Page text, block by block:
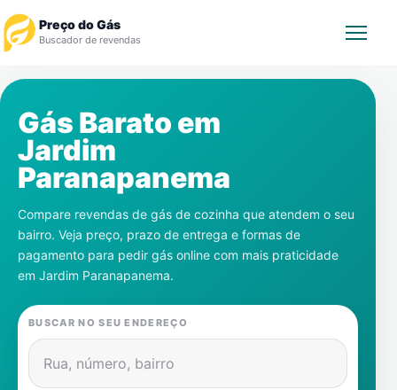
Preço do Gás
Buscador de revendas
Revendedor
Notícias
Cadastre-se
Gás
Contatos
Gás Barato em
Jardim
Paranapanema
Compare revendas de gás de cozinha que atendem o seu
bairro. Veja preço, prazo de entrega e formas de
pagamento para pedir gás online com mais praticidade
em Jardim Paranapanema.
BUSCAR NO SEU ENDEREÇO
Rua, número, bairro